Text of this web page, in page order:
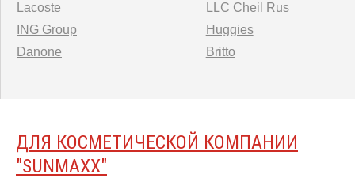
Lacoste
LLC Cheil Rus
ING Group
Huggies
Danone
Britto
ДЛЯ КОСМЕТИЧЕСКОЙ КОМПАНИИ
″SUNMAXX″